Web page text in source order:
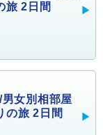
旅 2日間
女別相部屋
の旅 2日間